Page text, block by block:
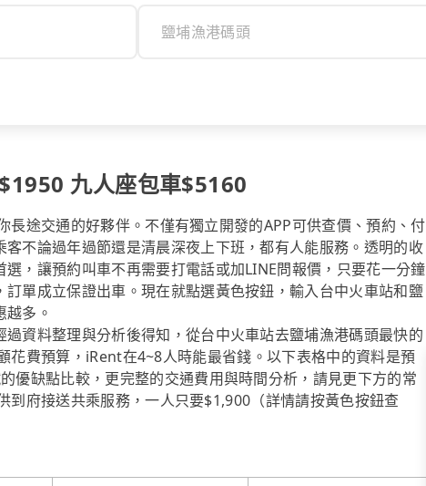
九人座包車$5160
途交通的好夥伴。不僅有獨立開發的APP可供查價、預約、付
不論過年過節還是清晨深夜上下班，都有人能服務。透明的收
，讓預約叫車不再需要打電話或加LINE問報價，只要花一分鐘
單成立保證出車。現在就點選黃色按鈕，輸入台中火車站和鹽
多。
資料整理與分析後得知，從台中火車站去鹽埔漁港碼頭最快的
費預算，iRent在4~8人時能最省錢。以下表格中的資料是預
優缺點比較，更完整的交通費用與時間分析，請見更下方的常
府接送共乘服務，一人只要$1,900（詳情請按黃色按鈕查